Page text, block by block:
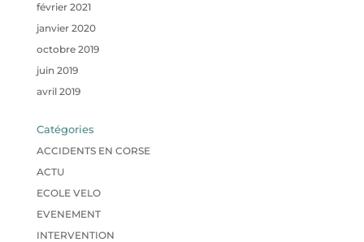
février 2021
janvier 2020
octobre 2019
juin 2019
avril 2019
Catégories
ACCIDENTS EN CORSE
ACTU
ECOLE VELO
EVENEMENT
INTERVENTION